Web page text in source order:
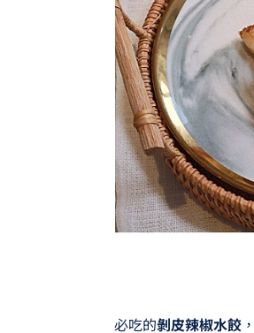
必吃的剝皮辣椒水餃